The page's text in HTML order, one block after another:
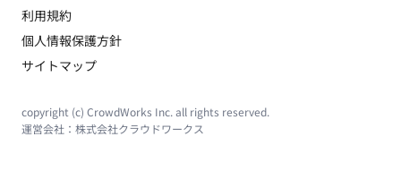
利用規約
個人情報保護方針
サイトマップ
copyright (c) CrowdWorks Inc. all rights reserved.
運営会社： 株式会社クラウドワークス